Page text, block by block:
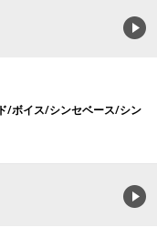
/ボイス/シンセベース/シン